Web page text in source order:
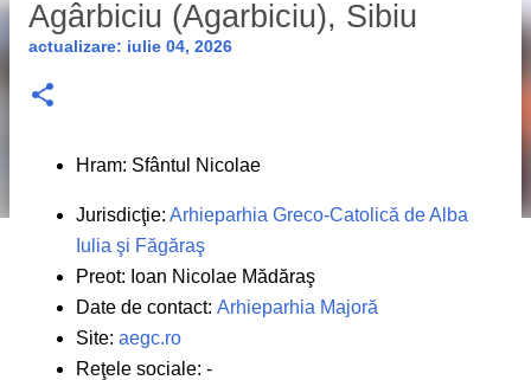
Agârbiciu (Agarbiciu), Sibiu
actualizare: iulie 04, 2026
Hram: Sfântul Nicolae
Jurisdicţie: Arhieparhia Greco-Catolică de Alba
Iulia şi Făgăraş
Preot: Ioan Nicolae Mădăraş
Date de contact: Arhieparhia Majoră
Site: aegc.ro
Reţele sociale: -